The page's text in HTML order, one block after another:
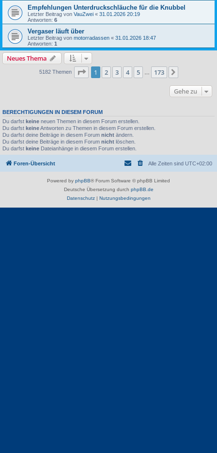
Empfehlungen Unterdruckschläuche für die Knubbel
Letzter Beitrag von VauZwei « 31.01.2026 20:19
Antworten: 6
Vergaser läuft über
Letzter Beitrag von motorradassen « 31.01.2026 18:47
Antworten: 1
Neues Thema
5182 Themen Seite 1von 173
1 2 3 4 5 173
Gehe zu
BERECHTIGUNGEN IN DIESEM FORUM
Du darfst keine neuen Themen in diesem Forum erstellen.
Du darfst keineAntworten zu Themen in diesem Forum erstellen.
Du darfst deine Beiträge in diesem Forum nicht ändern.
Du darfst deine Beiträge in diesem Forum nicht löschen.
Du darfst keine Dateianhänge in diesem Forum erstellen.
Foren-Übersicht Alle Zeiten sind UTC+02:00
Powered by phpBB® Forum Software © phpBB Limited
Deutsche Übersetzung durch phpBB.de
Datenschutz| Nutzungsbedingungen